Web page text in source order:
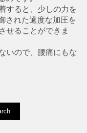
すると、少しの力を
された適度な加圧を
せることができま
いので、腰痛にもな